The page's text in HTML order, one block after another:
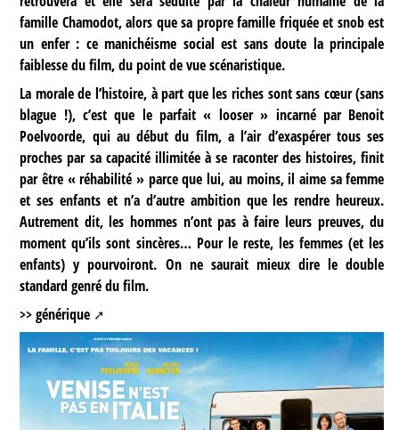
famille Chamodot, alors que sa propre famille friquée et snob est
un enfer : ce manichéisme social est sans doute la principale
faiblesse du film, du point de vue scénaristique.
La morale de l’histoire, à part que les riches sont sans cœur (sans
blague !), c’est que le parfait « looser » incarné par Benoit
Poelvoorde, qui au début du film, a l’air d’exaspérer tous ses
proches par sa capacité illimitée à se raconter des histoires, finit
par être « réhabilité » parce que lui, au moins, il aime sa femme
et ses enfants et n’a d’autre ambition que les rendre heureux.
Autrement dit, les hommes n’ont pas à faire leurs preuves, du
moment qu’ils sont sincères… Pour le reste, les femmes (et les
enfants) y pourvoiront. On ne saurait mieux dire le double
standard genré du film.
>> générique